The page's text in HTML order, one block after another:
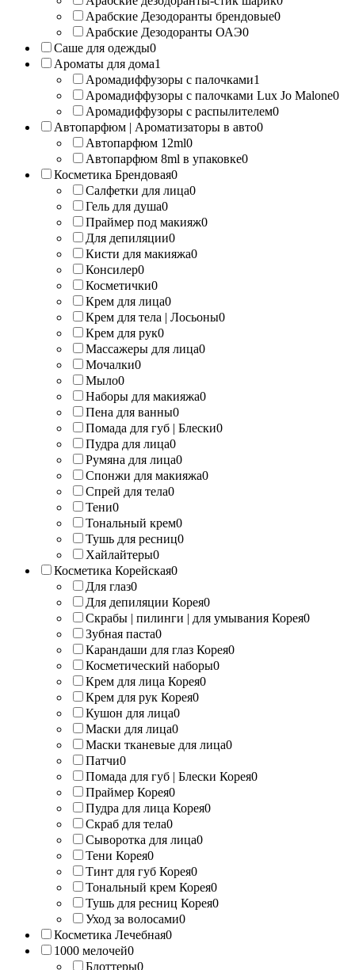
Арабские Дезодоранты брендовые0
Арабские Дезодоранты ОАЭ0
Саше для одежды0
Ароматы для дома1
Аромадиффузоры с палочками1
Аромадиффузоры с палочками Lux Jo Malone0
Аромадиффузоры с распылителем0
Автопарфюм | Ароматизаторы в авто0
Автопарфюм 12ml0
Автопарфюм 8ml в упаковке0
Косметика Брендовая0
Салфетки для лица0
Гель для душа0
Праймер под макияж0
Для депиляции0
Кисти для макияжа0
Консилер0
Косметички0
Крем для лица0
Крем для тела | Лосьоны0
Крем для рук0
Массажеры для лица0
Мочалки0
Мыло0
Наборы для макияжа0
Пена для ванны0
Помада для губ | Блески0
Пудра для лица0
Румяна для лица0
Спонжи для макияжа0
Спрей для тела0
Тени0
Тональный крем0
Тушь для ресниц0
Хайлайтеры0
Косметика Корейская0
Для глаз0
Для депиляции Корея0
Скрабы | пилинги | для умывания Корея0
Зубная паста0
Карандаши для глаз Корея0
Косметический наборы0
Крем для лица Корея0
Крем для рук Корея0
Кушон для лица0
Маски для лица0
Маски тканевые для лица0
Патчи0
Помада для губ | Блески Корея0
Праймер Корея0
Пудра для лица Корея0
Скраб для тела0
Сыворотка для лица0
Тени Корея0
Тинт для губ Корея0
Тональный крем Корея0
Тушь для ресниц Корея0
Уход за волосами0
Косметика Лечебная0
1000 мелочей0
Блоттеры0